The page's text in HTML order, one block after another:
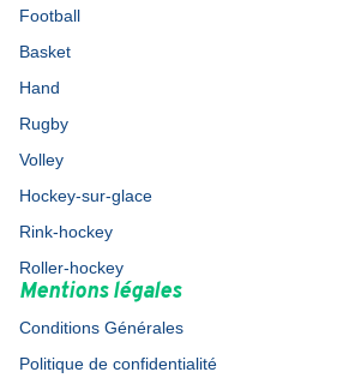
Football
Basket
Hand
Rugby
Volley
Hockey-sur-glace
Rink-hockey
Roller-hockey
Mentions légales
Conditions Générales
Politique de confidentialité